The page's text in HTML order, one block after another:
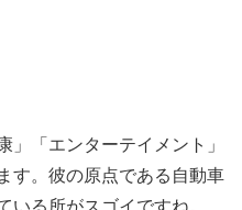
」「エンターテイメント」
す。彼の原点である自動車
いる所がスゴイですね。